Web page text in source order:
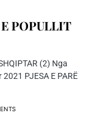
POPULLIT
(2) Nga
PJESA E PARË